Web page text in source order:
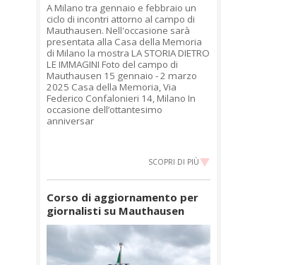
A Milano tra gennaio e febbraio un
ciclo di incontri attorno al campo di
Mauthausen. Nell'occasione sarà
presentata alla Casa della Memoria
di Milano la mostra LA STORIA DIETRO
LE IMMAGINI Foto del campo di
Mauthausen 15 gennaio - 2 marzo
2025 Casa della Memoria, Via
Federico Confalonieri 14, Milano In
occasione dell’ottantesimo
anniversar
SCOPRI DI PIÙ
Corso di aggiornamento per
giornalisti su Mauthausen